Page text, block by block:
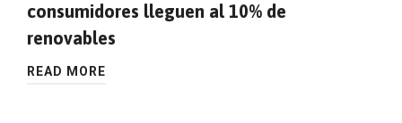
consumidores lleguen al 10% de
renovables
READ MORE